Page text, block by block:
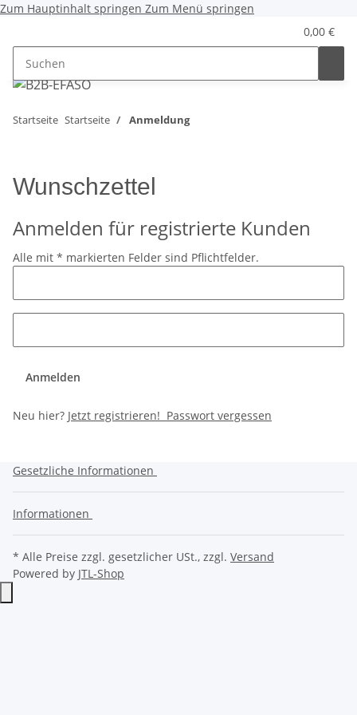
Zum Hauptinhalt springen Zum Menü springen
0,00 €
Startseite Startseite Anmeldung
Wunschzettel
Anmelden für registrierte Kunden
Alle mit * markierten Felder sind Pflichtfelder.
Anmelden
Neu hier? Jetzt registrieren! Passwort vergessen
Gesetzliche Informationen
Informationen
* Alle Preise zzgl. gesetzlicher USt., zzgl. Versand
Powered by JTL-Shop